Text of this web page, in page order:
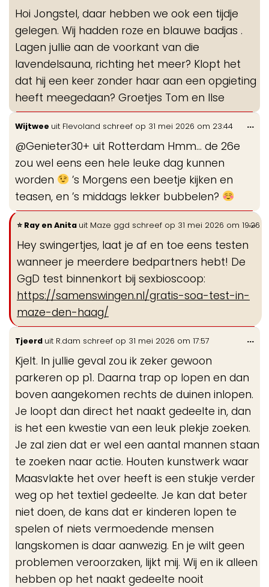
Hoi Jongstel, daar hebben we ook een tijdje
gelegen. Wij hadden roze en blauwe badjas .
Lagen jullie aan de voorkant van die
lavendelsauna, richting het meer? Klopt het
dat hij een keer zonder haar aan een opgieting
heeft meegedaan? Groetjes Tom en Ilse
Wijtwee uit Flevoland schreef op 31 mei 2026 om 23:44
@Genieter30+ uit Rotterdam Hmm… de 26e
zou wel eens een hele leuke dag kunnen
worden
’s Morgens een beetje kijken en
teasen, en ’s middags lekker bubbelen?
...
Ray en Anita uit Maze ggd schreef op 31 mei 2026 om 19:26
Hey swingertjes, laat je af en toe eens testen
wanneer je meerdere bedpartners hebt! De
GgD test binnenkort bij sexbioscoop:
https://samenswingen.nl/gratis-soa-test-in-
maze-den-haag/
...
Tjeerd uit R.dam schreef op 31 mei 2026 om 17:57
Kjelt. In jullie geval zou ik zeker gewoon
parkeren op p1. Daarna trap op lopen en dan
boven aangekomen rechts de duinen inlopen.
Je loopt dan direct het naakt gedeelte in, dan
is het een kwestie van een leuk plekje zoeken.
Je zal zien dat er wel een aantal mannen staan
te zoeken naar actie. Houten kunstwerk waar
Maasvlakte het over heeft is een stukje verder
weg op het textiel gedeelte. Je kan dat beter
niet doen, de kans dat er kinderen lopen te
spelen of niets vermoedende mensen
langskomen is daar aanwezig. En je wilt geen
problemen veroorzaken, lijkt mij. Wij en ik alleen
hebben op het naakt gedeelte nooit
...